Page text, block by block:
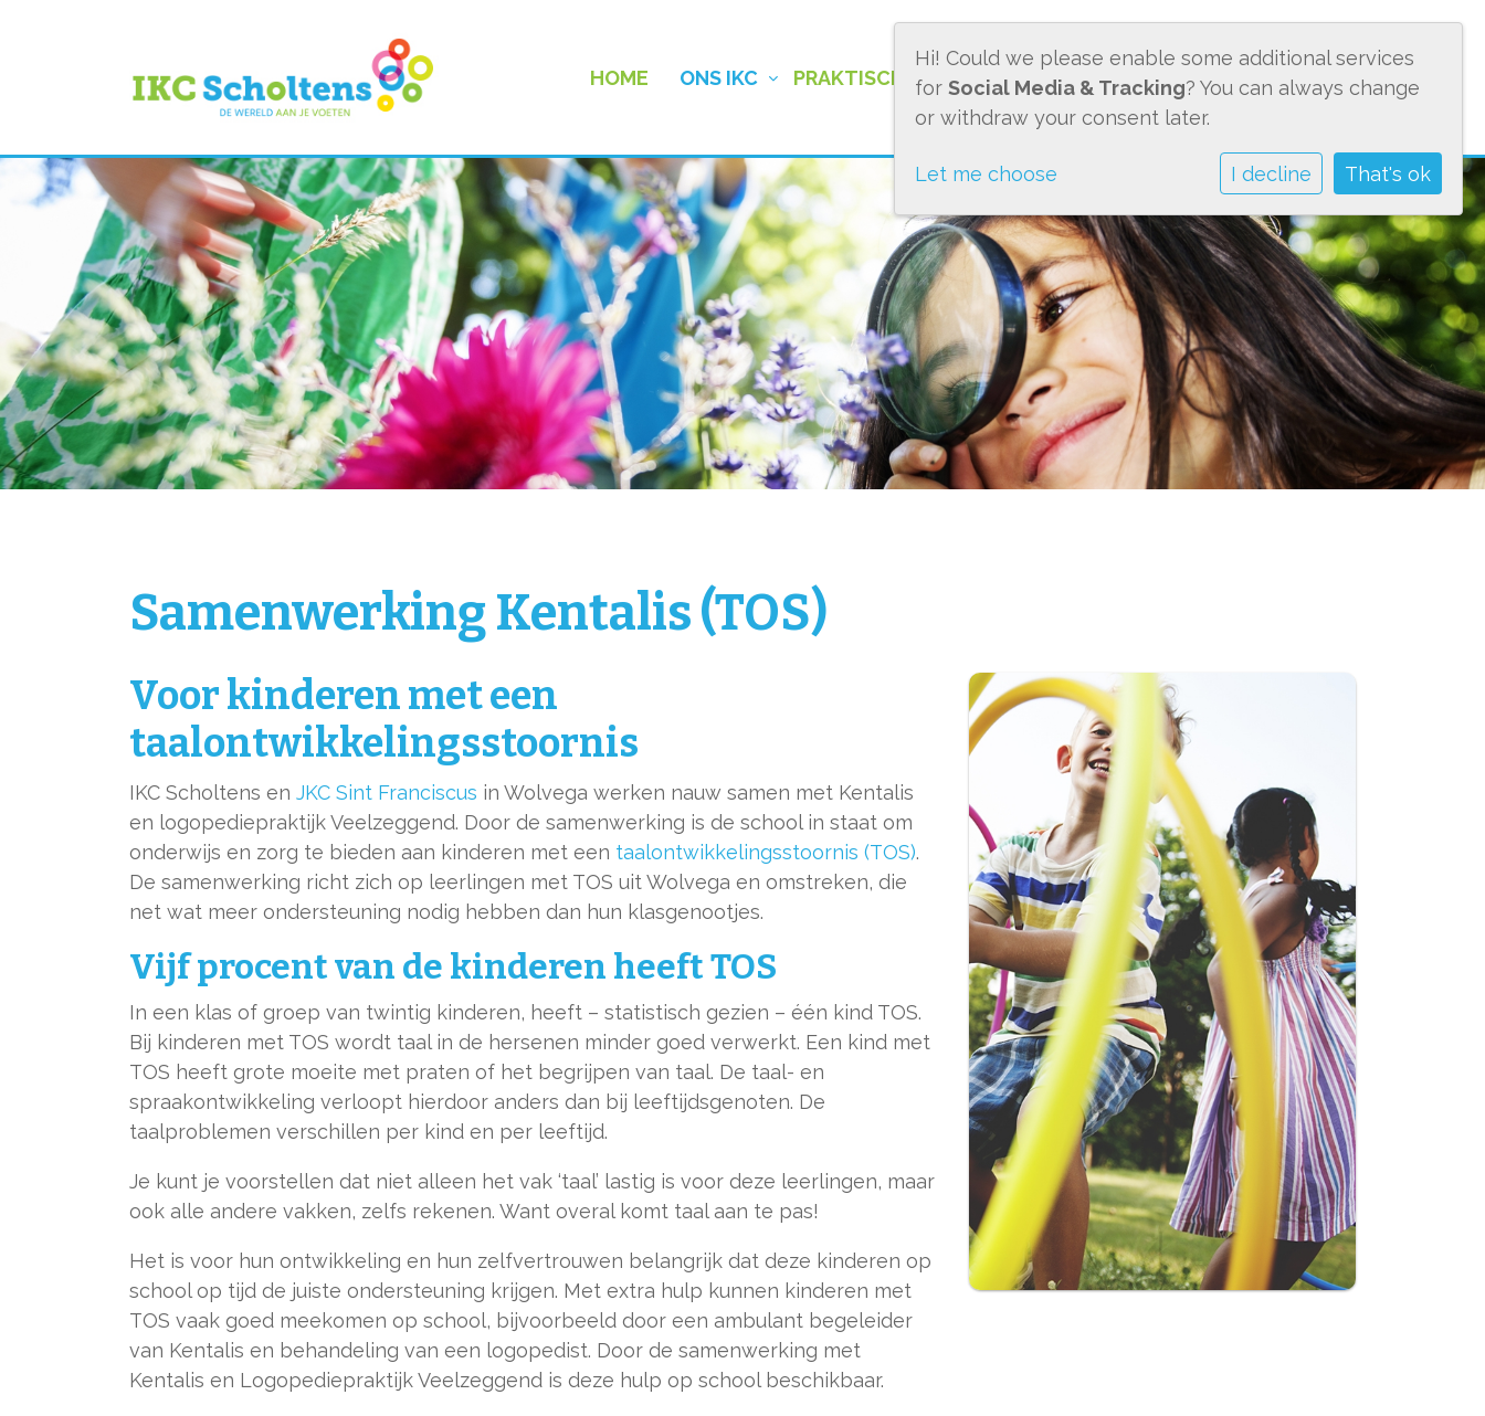
HOME ONS IKC PRAKTISCHE INFO OUDERS CONTACT BMS
Samenwerking Kentalis (TOS)
Voor kinderen met een
taalontwikkelingsstoornis
IKC Scholtens en JKC Sint Franciscus in Wolvega werken nauw samen met Kentalis
en logopediepraktijk Veelzeggend. Door de samenwerking is de school in staat om
onderwijs en zorg te bieden aan kinderen met een taalontwikkelingsstoornis (TOS).
De samenwerking richt zich op leerlingen met TOS uit Wolvega en omstreken, die
net wat meer ondersteuning nodig hebben dan hun klasgenootjes.
Vijf procent van de kinderen heeft TOS
In een klas of groep van twintig kinderen, heeft – statistisch gezien – één kind TOS.
Bij kinderen met TOS wordt taal in de hersenen minder goed verwerkt. Een kind met
TOS heeft grote moeite met praten of het begrijpen van taal. De taal- en
spraakontwikkeling verloopt hierdoor anders dan bij leeftijdsgenoten. De
taalproblemen verschillen per kind en per leeftijd.
Je kunt je voorstellen dat niet alleen het vak ‘taal’ lastig is voor deze leerlingen, maar
ook alle andere vakken, zelfs rekenen. Want overal komt taal aan te pas!
Het is voor hun ontwikkeling en hun zelfvertrouwen belangrijk dat deze kinderen op
school op tijd de juiste ondersteuning krijgen. Met extra hulp kunnen kinderen met
TOS vaak goed meekomen op school, bijvoorbeeld door een ambulant begeleider
van Kentalis en behandeling van een logopedist. Door de samenwerking met
Kentalis en Logopediepraktijk Veelzeggend is deze hulp op school beschikbaar.
Hi! Could we please enable some additional services
for Social Media & Tracking? You can always change
or withdraw your consent later.
Let me choose I decline That's ok